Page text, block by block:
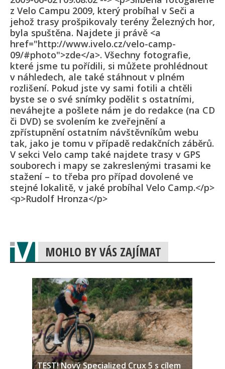
z Velo Campu 2009, který probíhal v Seči a
jehož trasy prošpikovaly terény Železných hor,
byla spuštěna. Najdete ji právě <a
href="http://www.ivelo.cz/velo-camp-
09/#photo">zde</a>. Všechny fotografie,
které jsme tu pořídili, si můžete prohlédnout
v náhledech, ale také stáhnout v plném
rozlišení. Pokud jste vy sami fotili a chtěli
byste se o své snímky podělit s ostatními,
neváhejte a pošlete nám je do redakce (na CD
či DVD) se svolením ke zveřejnění a
zpřístupnění ostatním návštěvníkům webu
tak, jako je tomu v případě redakčních záběrů.
V sekci Velo camp také najdete trasy v GPS
souborech i mapy se zakreslenými trasami ke
stažení – to třeba pro případ dovolené ve
stejné lokalitě, v jaké probíhal Velo Camp.</p>
<p>Rudolf Hronza</p>
MOHLO BY VÁS ZAJÍMAT
TEST! Nový Specialized Crux 5 s cílem